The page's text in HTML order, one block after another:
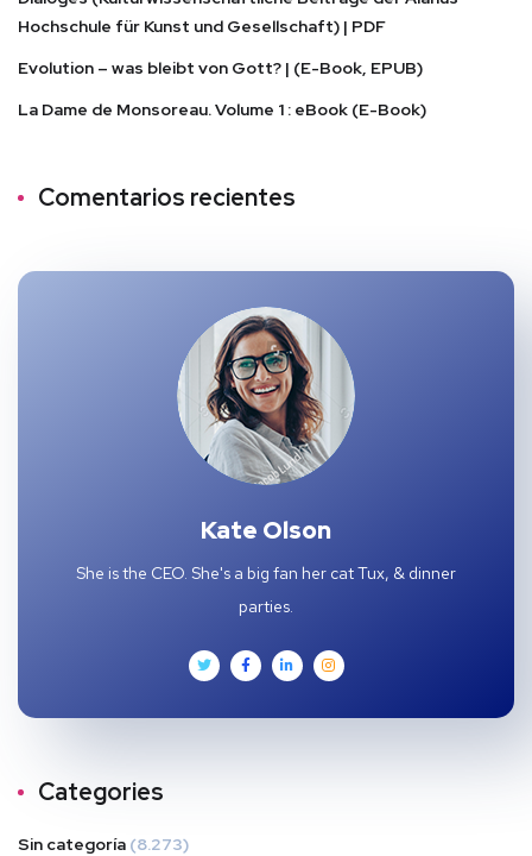
Hochschule für Kunst und Gesellschaft) | PDF
Evolution – was bleibt von Gott? | (E-Book, EPUB)
La Dame de Monsoreau. Volume 1 : eBook (E-Book)
Comentarios recientes
Kate Olson
She is the CEO. She's a big fan her cat Tux, & dinner
parties.
Categories
Sin categoría (8.273)